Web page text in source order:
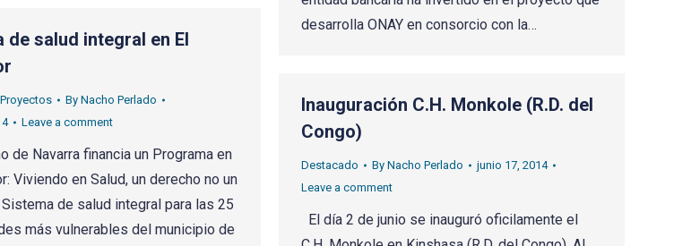
desarrolla ONAY en consorcio con la…
de salud integral en El
Proyectos By Nacho Perlado
Leave a comment
de Navarra financia un Programa en
Viviendo en Salud, un derecho no un
de salud integral para las 25
más vulnerables del municipio de
Inauguración C.H. Monkole (R.D. del
Congo)
Destacado By Nacho Perlado
junio 17, 2014
Leave a comment
El día 2 de junio se inauguró oficilamente el